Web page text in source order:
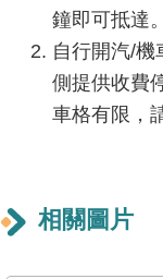
問
統
鐘即可抵達。
自行開汽/機
側提供收費
車格有限，
相關圖片